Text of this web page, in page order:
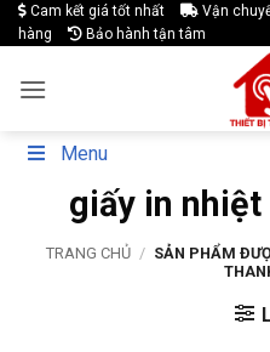
Skip
to
Cam kết giá tốt nhất Vận
hàng
Bảo hành tận tâm
Menu
giấy in
TRANG CHỦ / SẢN PHẨM